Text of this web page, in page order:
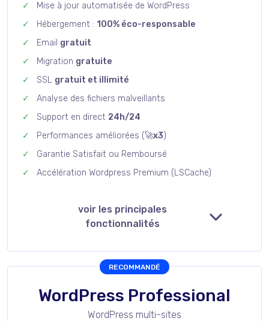
Mise à jour automatisée de WordPress
Hébergement : 100% éco-responsable
Email gratuit
Migration gratuite
SSL gratuit et illimité
Analyse des fichiers malveillants
Support en direct 24h/24
Performances améliorées (🚀x3)
Garantie Satisfait ou Remboursé
Accélération Wordpress Premium (LSCache)
voir les principales
fonctionnalités
WordPress Professional
WordPress multi-sites
RECOMMANDÉ